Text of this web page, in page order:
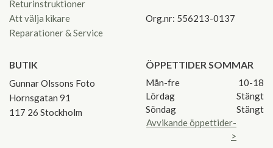
Returinstruktioner
Att välja kikare
Reparationer & Service
Org.nr: 556213-0137
BUTIK
Gunnar Olssons Foto
Hornsgatan 91
117 26 Stockholm
ÖPPETTIDER SOMMAR
Mån-fre
10-18
Lördag
Stängt
Söndag
Stängt
Avvikande öppettider-
>